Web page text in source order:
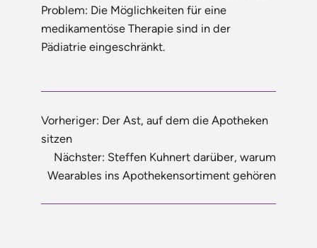
Problem: Die Möglichkeiten für eine
medikamentöse Therapie sind in der
Pädiatrie eingeschränkt.
Vorheriger: Der Ast, auf dem die Apotheken
sitzen
Nächster: Steffen Kuhnert darüber, warum
Wearables ins Apothekensortiment gehören